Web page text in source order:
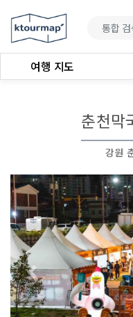
여행 지도
춘천막
강원